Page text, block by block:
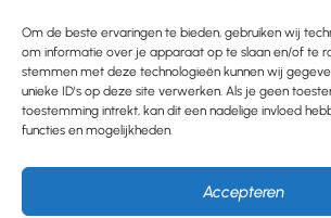
Om de beste ervaringen te bieden, gebruiken wij
om informatie over je apparaat op te slaan en/of te
stemmen met deze technologieën kunnen wij
unieke ID's op deze site verwerken. Als je geen
toestemming intrekt, kan dit een nadelige invloed
functies en mogelijkheden.
Accepteren